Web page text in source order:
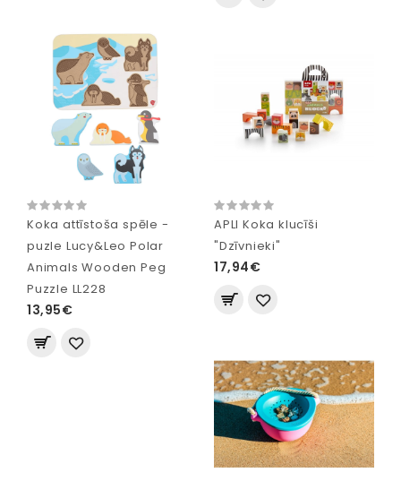
Koka attīstoša spēle -
puzle Lucy&Leo Polar
Animals Wooden Peg
Puzzle LL228
13,95€
APLI Koka klucīši
"Dzīvnieki"
17,94€